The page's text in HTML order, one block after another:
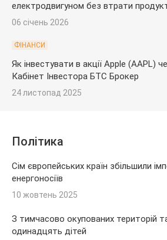
електродвигуном без втрати
06 січень 2026
ФІНАНСИ
Як інвестувати в акції Apple (AAPL)
Кабінет Інвестора БТС Брокер
24 листопад 2025
Політика
Сім європейських країн збільшили
енергоносіїв
10 жовтень 2025
З тимчасово окупованих територій
одинадцять дітей